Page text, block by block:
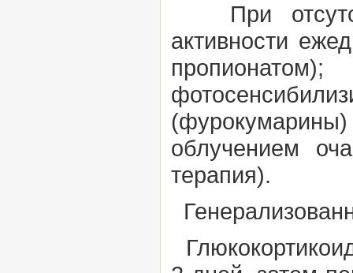
При
активности
облучением
терапия).